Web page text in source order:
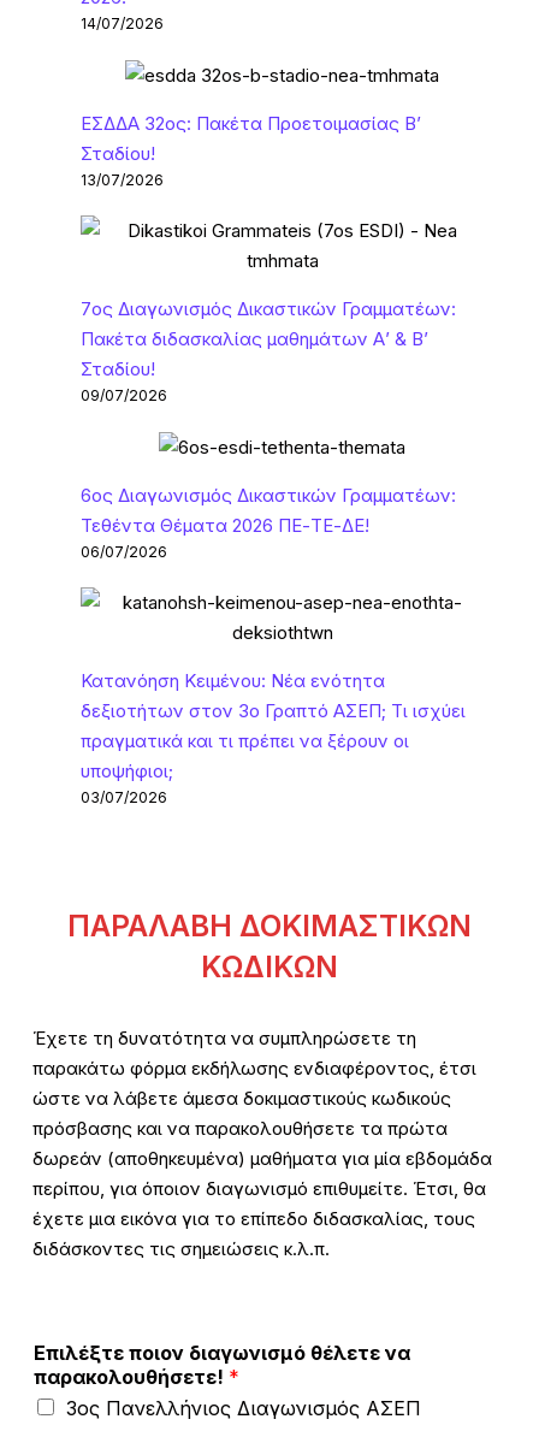
14/07/2026
ΕΣΔΔΑ 32ος: Πακέτα Προετοιμασίας Β’
Σταδίου!
13/07/2026
7ος Διαγωνισμός Δικαστικών Γραμματέων:
Πακέτα διδασκαλίας μαθημάτων Α’ & Β’
Σταδίου!
09/07/2026
6ος Διαγωνισμός Δικαστικών Γραμματέων:
Τεθέντα Θέματα 2026 ΠΕ-ΤΕ-ΔΕ!
06/07/2026
Κατανόηση Κειμένου: Νέα ενότητα
δεξιοτήτων στον 3ο Γραπτό ΑΣΕΠ; Τι ισχύει
πραγματικά και τι πρέπει να ξέρουν οι
υποψήφιοι;
03/07/2026
ΠΑΡΑΛΑΒΗ ΔΟΚΙΜΑΣΤΙΚΩΝ
ΚΩΔΙΚΩΝ
Έχετε τη δυνατότητα να συμπληρώσετε τη
παρακάτω φόρμα εκδήλωσης ενδιαφέροντος, έτσι
ώστε να λάβετε άμεσα δοκιμαστικούς κωδικούς
πρόσβασης και να παρακολουθήσετε τα πρώτα
δωρεάν (αποθηκευμένα) μαθήματα για μία εβδομάδα
περίπου, για όποιον διαγωνισμό επιθυμείτε. Έτσι, θα
έχετε μια εικόνα για το επίπεδο διδασκαλίας, τους
διδάσκοντες τις σημειώσεις κ.λ.π.
Επιλέξτε ποιον διαγωνισμό θέλετε να
παρακολουθήσετε! *
3ος Πανελλήνιος Διαγωνισμός ΑΣΕΠ